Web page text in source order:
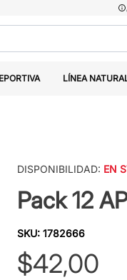
LÍNEA
DISPONIBILIDAD: EN
Pack 12
SKU: 1782666
$42,00